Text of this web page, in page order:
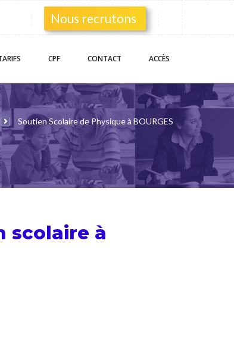
Nous recrutons
CPF CONTACT ACCÈS
Soutien Scolaire de Physique à BOURGES
scolaire à